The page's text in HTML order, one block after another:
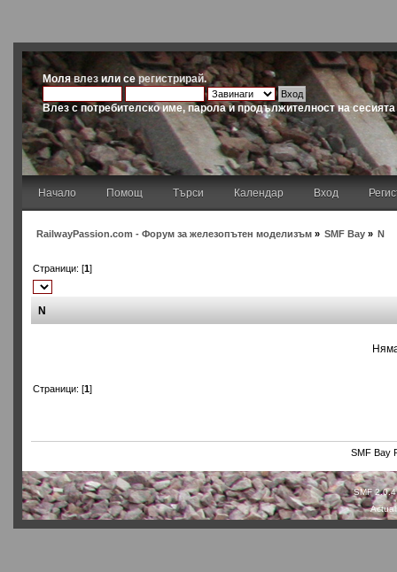
Молявлез или серегистрирай.
Влез с потребителско име, парола и продължителност на сесията
Начало Помощ Търси Календар Вход
RailwayPassion.com - Форум за железопътен моделизъм» SMF Bay » N
Страници: [1]
N
Страници: [1]
SMF Bay
SMF 2.0.4